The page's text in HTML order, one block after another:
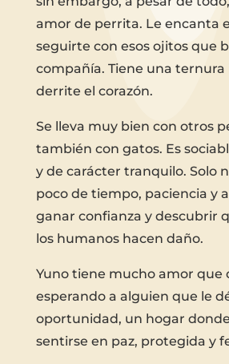
amor de perrita. Le encanta
seguirte con esos ojitos que
compañía. Tiene una
derrite el corazón.
Se lleva muy bien con otros
también con gatos. Es
y de carácter tranquilo. Solo
poco de tiempo, paciencia y
ganar confianza y descubrir
los humanos hacen daño.
Yuno tiene mucho amor que
esperando a alguien que le
oportunidad, un hogar
sentirse en paz, protegida y